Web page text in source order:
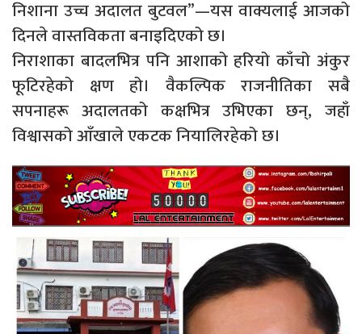
निशाना उच्च अदालत बुटवल”—यस वाक्यलाई आजको
दिनले वास्तविकता बनाइदिएको छ।
निराशाका बादलभित्र पनि आशाको हरियो काँचो अंकुर
फूटिरहेको क्षण हो। वैकल्पिक राजनीतिका सबै
सपनाहरू अदालतको कक्षभित्र उभिएका छन्, जहाँ
विश्वासको आँखाले एकटक नियालिरहेको छ।